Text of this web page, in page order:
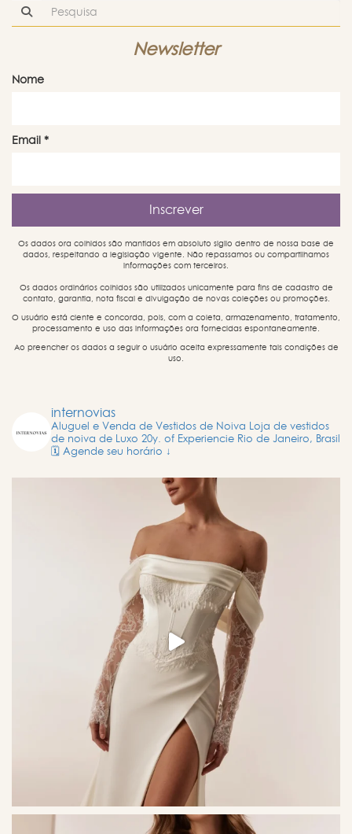
Newsletter
Nome
Email *
Os dados ora colhidos são mantidos em absoluto sigilo dentro de nossa base de
dados, respeitando a legislação vigente. Não repassamos ou compartilhamos
informações com terceiros.
Os dados ordinários colhidos são utilizados unicamente para fins de cadastro de
contato, garantia, nota fiscal e divulgação de novas coleções ou promoções.
O usuário está ciente e concorda, pois, com a coleta, armazenamento, tratamento,
processamento e uso das informações ora fornecidas espontaneamente.
Ao preencher os dados a seguir o usuário aceita expressamente tais condições de
uso.
internovias
Aluguel e Venda de Vestidos de Noiva Loja de vestidos
de noiva de Luxo 20y. of Experiencie Rio de Janeiro, Brasil
🗓️ Agende seu horário ↓